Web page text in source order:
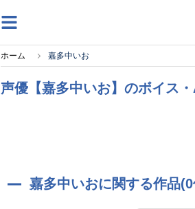
ホーム 嘉多中いお
声優【嘉多中いお】のボイス
嘉多中いおに関する作品